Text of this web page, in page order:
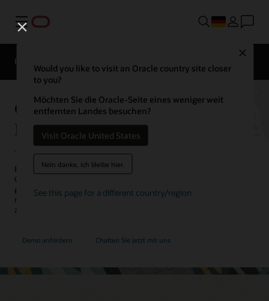
Menü
Would you like to visit an Oracle country site closer
to you?
Möchten Sie die Oracle-Seite eines weniger weit
entfernten Landes besuchen?
Visit Oracle United States
Nein danke, ich bleibe hier.
See this page for a different country/region
EPM-Produkte
Oracle Cloud EPM Narrative
Reporting
Erfüllen Sie interne und externe Berichtsanforderungen mit Oracle
Cloud EPM Narrative Reporting. Zusammenarbeit während des
gesamten Berichtserstellungsprozesses, um Management- und
regulatorische Berichte zu definieren, zu verfassen, zu prüfen und
zu veröffentlichen.
Demo anfordern Chatten Sie jetzt mit uns